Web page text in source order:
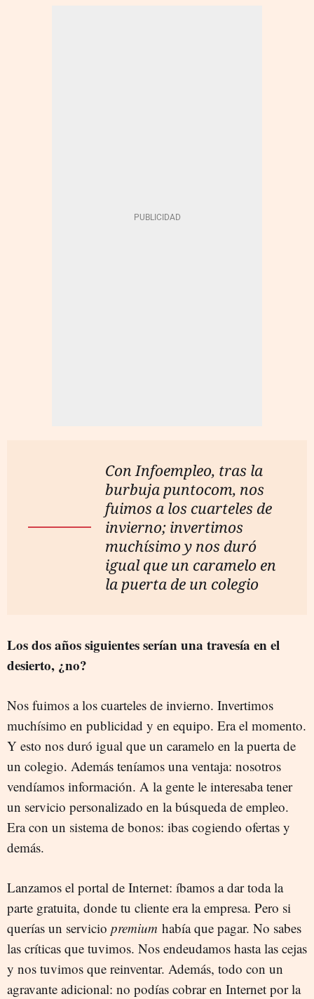
Con Infoempleo, tras la
burbuja puntocom, nos
fuimos a los cuarteles de
invierno; invertimos
muchísimo y nos duró
igual que un caramelo en
la puerta de un colegio
Los dos años siguientes serían una travesía en el
desierto, ¿no?
Nos fuimos a los cuarteles de invierno. Invertimos
muchísimo en publicidad y en equipo. Era el momento.
Y esto nos duró igual que un caramelo en la puerta de
un colegio. Además teníamos una ventaja: nosotros
vendíamos información. A la gente le interesaba tener
un servicio personalizado en la búsqueda de empleo.
Era con un sistema de bonos: ibas cogiendo ofertas y
demás.
Lanzamos el portal de Internet: íbamos a dar toda la
parte gratuita, donde tu cliente era la empresa. Pero si
querías un servicio premium había que pagar. No sabes
las críticas que tuvimos. Nos endeudamos hasta las cejas
y nos tuvimos que reinventar. Además, todo con un
agravante adicional: no podías cobrar en Internet por la